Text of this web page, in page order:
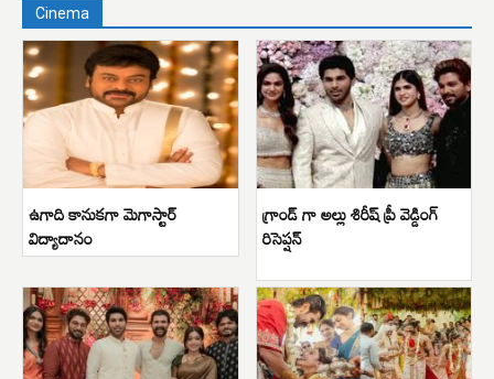
Cinema
ఉగాది కానుకగా మెగాస్టార్
విద్యాదానం
గ్రాండ్ గా అల్లు శిరీష్ ప్రీ వెడ్డింగ్
రిసెప్షన్